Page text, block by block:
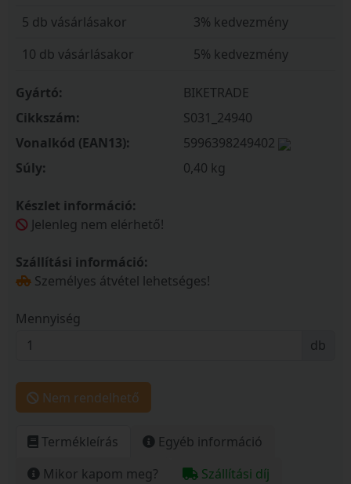
5 db vásárlásakor
3% kedvezmény
10 db vásárlásakor
5% kedvezmény
Gyártó:
BIKETRADE
Cikkszám:
S031_24940
Vonalkód (EAN13):
5996398249402
Súly:
0,40 kg
Készlet információ:
Jelenleg nem elérhető!
Szállítási információ:
Személyes átvétel lehetséges!
Mennyiség
db
Nem rendelhető
Termékleírás
Egyéb információ
Mikor kapom meg?
Szállítási díj